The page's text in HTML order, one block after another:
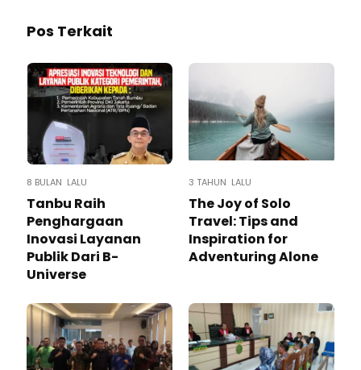
Pos Terkait
8 BULAN LALU
Tanbu Raih
Penghargaan
Inovasi Layanan
Publik Dari B-
Universe
3 TAHUN LALU
The Joy of Solo
Travel: Tips and
Inspiration for
Adventuring Alone